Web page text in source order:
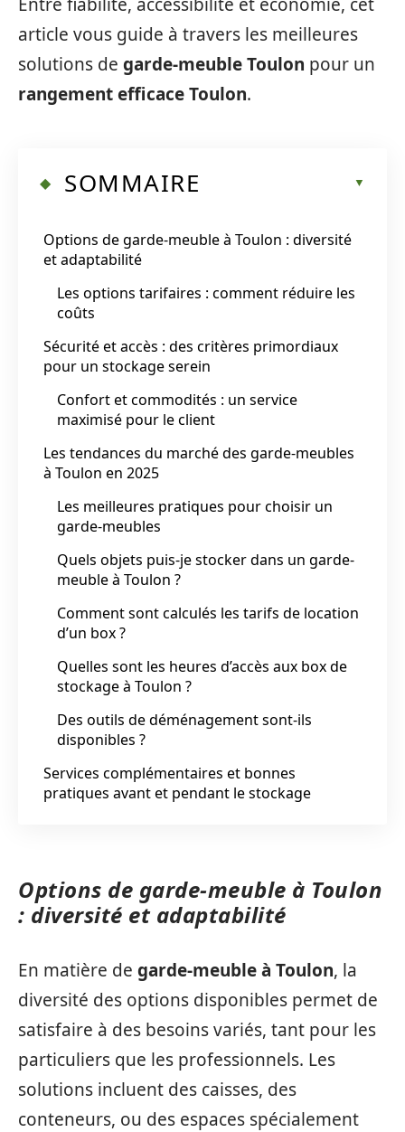
article vous guide à travers les meilleures
solutions de garde-meuble Toulon pour un
rangement efficace Toulon.
SOMMAIRE
Options de garde-meuble à Toulon : diversité
et adaptabilité
Les options tarifaires : comment réduire les
coûts
Sécurité et accès : des critères primordiaux
pour un stockage serein
Confort et commodités : un service
maximisé pour le client
Les tendances du marché des garde-meubles
à Toulon en 2025
Les meilleures pratiques pour choisir un
garde-meubles
Quels objets puis-je stocker dans un garde-
meuble à Toulon ?
Comment sont calculés les tarifs de location
d’un box ?
Quelles sont les heures d’accès aux box de
stockage à Toulon ?
Des outils de déménagement sont-ils
disponibles ?
Services complémentaires et bonnes
pratiques avant et pendant le stockage
Options de garde-meuble à Toulon
: diversité et adaptabilité
En matière de garde-meuble à Toulon, la
diversité des options disponibles permet de
satisfaire à des besoins variés, tant pour les
particuliers que les professionnels. Les
solutions incluent des caisses, des
conteneurs, ou des espaces spécialement